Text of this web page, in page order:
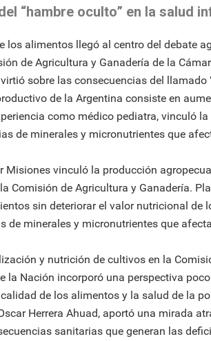
“hambre oculto” en la salud
los alimentos llegó al centro del debate
de Agricultura y Ganadería de la
sobre las consecuencias del
de la Argentina consiste en
como médico pediatra, vinculó
de minerales y micronutrientes que
Misiones vinculó la producción
Comisión de Agricultura y Ganadería.
sin deteriorar el valor nutricional de
de minerales y micronutrientes que
y nutrición de cultivos en la
la Nación incorporó una perspectiva
de los alimentos y la salud de la
Herrera Ahuad, aportó una mirada
sanitarias que generan las